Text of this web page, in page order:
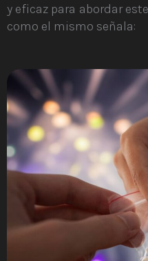
y eficaz para abordar
como el mismo señala: